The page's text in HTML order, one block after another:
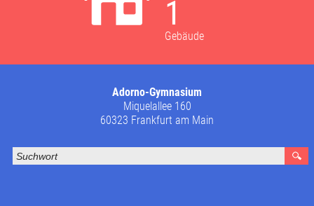
1
Gebäude
Adorno-Gymnasium
Miquelallee 160
60323 Frankfurt am Main